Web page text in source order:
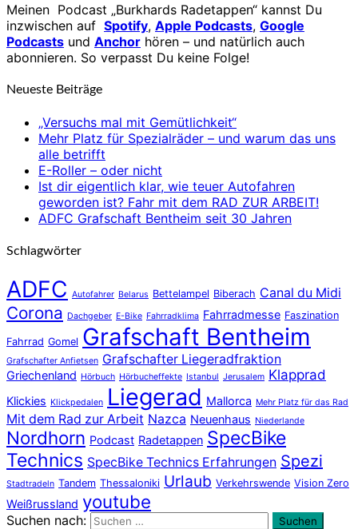
Meinen Podcast „Burkhards Radetappen“ kannst Du
inzwischen auf Spotify, Apple Podcasts, Google
Podcasts und Anchor hören – und natürlich auch
abonnieren. So verpasst Du keine Folge!
Neueste Beiträge
„Versuchs mal mit Gemütlichkeit“
Mehr Platz für Spezialräder – und warum das uns
alle betrifft
E-Roller – oder nicht
Ist dir eigentlich klar, wie teuer Autofahren
geworden ist? Fahr mit dem RAD ZUR ARBEIT!
ADFC Grafschaft Bentheim seit 30 Jahren
Schlagwörter
ADFC Autofahrer Belarus Bettelampel Biberach Canal du Midi
Corona Dachgeber E-Bike Fahrradklima Fahrradmesse Faszination
Fahrrad Gomel Grafschaft Bentheim
Grafschafter Anfietsen Grafschafter Liegeradfraktion
Griechenland Hörbuch Hörbucheffekte Istanbul Jerusalem Klapprad
Klickies Klickpedalen Liegerad Mallorca Mehr Platz für das Rad
Mit dem Rad zur Arbeit Nazca Neuenhaus Niederlande
Nordhorn Podcast Radetappen SpecBike
Technics SpecBike Technics Erfahrungen Spezi
Stadtradeln Tandem Thessaloniki Urlaub Verkehrswende Vision Zero
Weißrussland youtube
Suchen nach: Suchen